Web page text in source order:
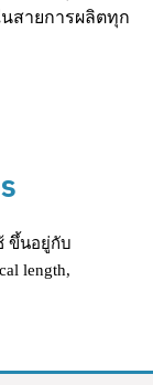
สายการผลิตทุก
ขึ้นอยู่กับ
length,